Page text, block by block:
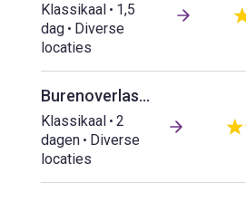
Klassikaal
1,5
dag
Diverse
locaties
Burenoverlast in praktijk
Klassikaal
2
dagen
Diverse
locaties